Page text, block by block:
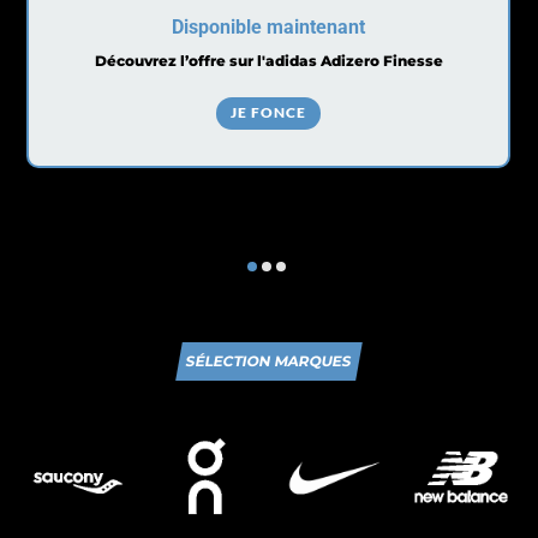
Disponible maintenant
Découvrez l’offre sur l'adidas Adizero Finesse
JE FONCE
SÉLECTION MARQUES